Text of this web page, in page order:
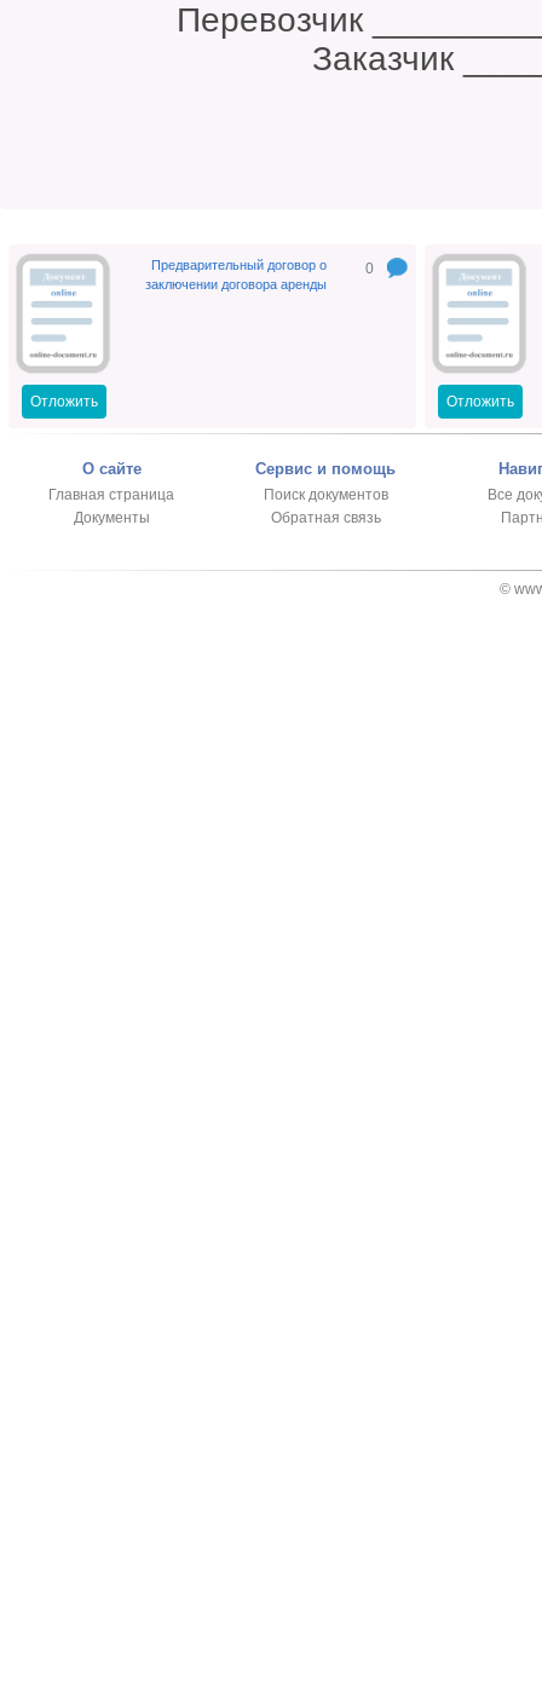
Перевозчик
Заказчик
0
Предварительный договор о
заключении договора аренды
Отложить Отложить
О сайте
Главная страница
Документы
Сервис и помощь
Поиск документов
Обратная связь
Все
©